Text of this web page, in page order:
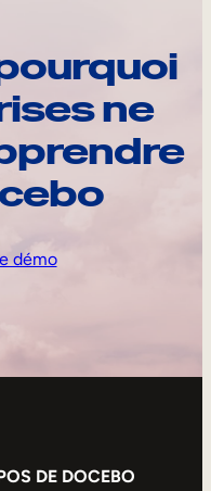
ne
démo
DE DOCEBO